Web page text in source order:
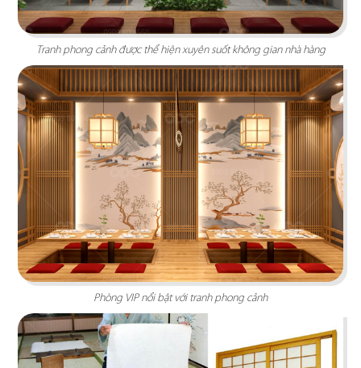
VEE AYY FOOD
Hiện đại, sang trọng với phong cách kiến trúc
hiện đại quốc tế cùng gam màu thương hiệu ấn
Chi tiết
Tranh phong cảnh được thể hiện xuyên suốt không gian nhà hàng
Phòng VIP nổi bật với tranh phong cảnh